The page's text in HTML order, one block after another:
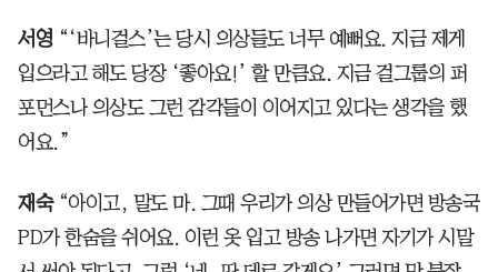
서영“‘바니걸스’는 당시 의상들도 너무 예뻐요. 지금 제게
입으라고 해도 당장 ‘좋아요!’ 할 만큼요. 지금 걸그룹의 퍼
포먼스나 의상도 그런 감각들이 이어지고 있다는 생각을 했
어요.”
재숙“아이고, 말도 마. 그때 우리가 의상 만들어가면 방송국
PD가 한숨을 쉬어요. 이런 옷 입고 방송 나가면 자기가 시말